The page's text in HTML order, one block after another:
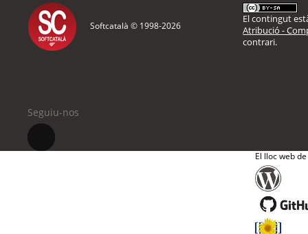
Softcatalà © 1998-2026
El contingut
Atribució -
contrari.
Seguiu-nos
El lloc web